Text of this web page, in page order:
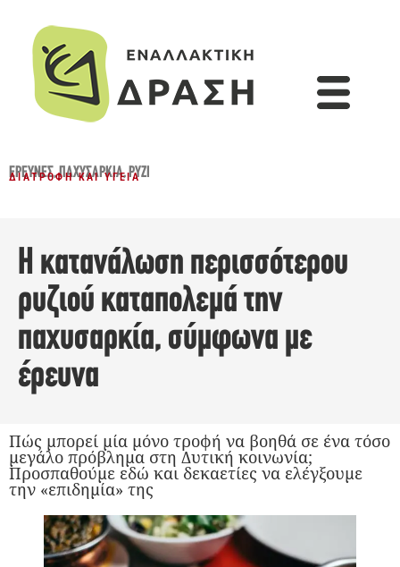
ΈΡΕΥΝΕΣ,ΠΑΧΥΣΑΡΚΊΑ,ΡΎΖΙ
ΔΙΑΤΡΟΦΉ ΚΑΙ ΥΓΕΊΑ
Η κατανάλωση περισσότερου
ρυζιού καταπολεμά την
παχυσαρκία, σύμφωνα με
έρευνα
Πώς μπορεί μία μόνο τροφή να βοηθά σε ένα τόσο
μεγάλο πρόβλημα στη Δυτική κοινωνία;
Προσπαθούμε εδώ και δεκαετίες να ελέγξουμε
την «επιδημία» της